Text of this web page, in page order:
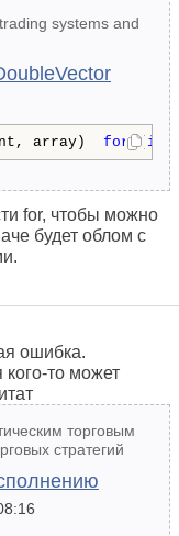
systems and
array) for ( int
for, чтобы можно
будет облом с
ошибка.
кого-то может
торговым
стратегий